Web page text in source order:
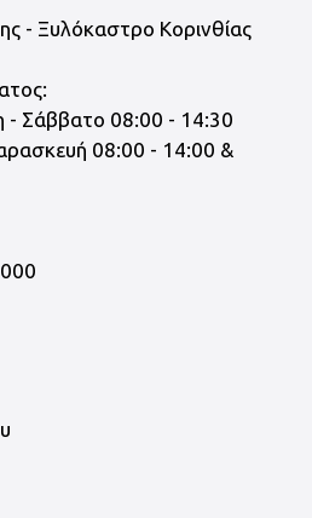
- Ξυλόκαστρο Κορινθίας
- Σάββατο 08:00 - 14:30
08:00 - 14:00 &